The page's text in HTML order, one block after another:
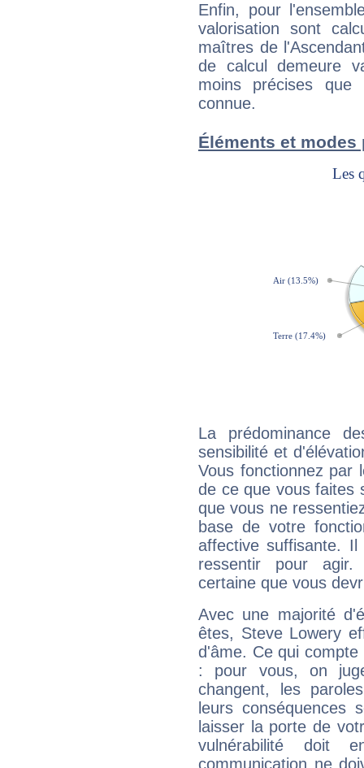
Enfin, pour
valorisation sont
maîtres de
de calcul demeure
moins précises que
connue.
Éléments et modes
La prédominance
sensibilité et
Vous fonctionnez
de ce que vous faites
que vous ne
base de votre
affective suffisante.
ressentir pour agir.
certaine que vous
Avec une majorité
êtes, Steve Lowery
d'âme. Ce qui
: pour vous, on
changent, les
leurs conséquences
laisser la porte de
vulnérabilité doit
communication ne